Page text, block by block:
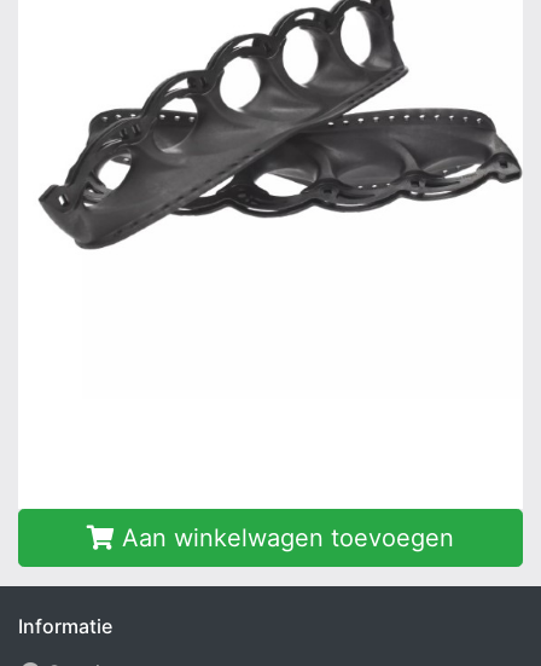
Aan winkelwagen toevoegen
Informatie